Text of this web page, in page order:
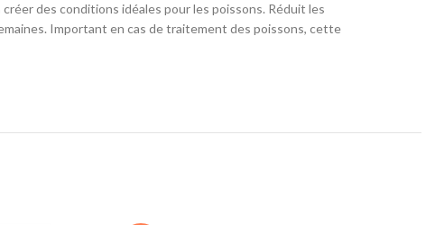
des conditions idéales pour les poissons. Réduit les
Important en cas de traitement des poissons, cette